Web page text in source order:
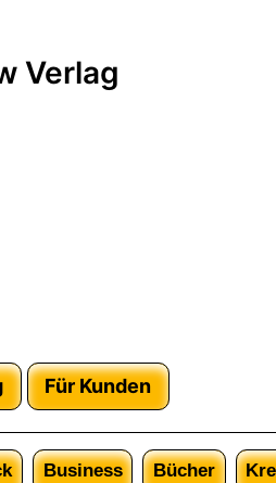
Verlag
Für Kunden
Business Bücher